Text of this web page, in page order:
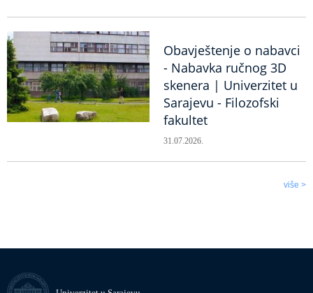
Obavještenje o nabavci
- Nabavka ručnog 3D
skenera | Univerzitet u
Sarajevu - Filozofski
fakultet
31.07.2026.
više >